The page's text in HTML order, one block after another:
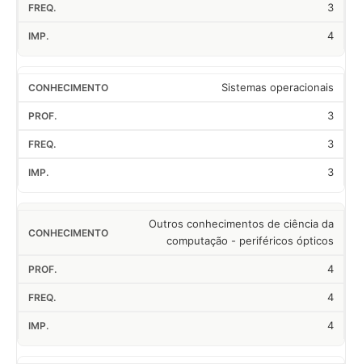
3
4
Sistemas operacionais
3
3
3
Outros conhecimentos de ciência da
computação - periféricos ópticos
4
4
4